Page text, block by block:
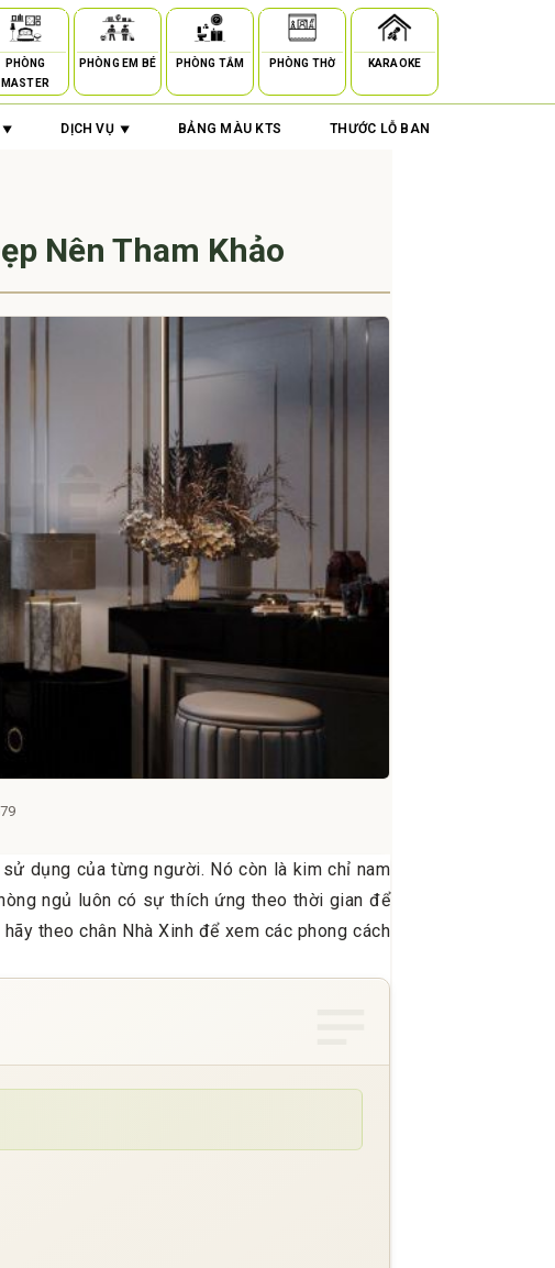
PHÒNG
MASTER
PHÒNG EM BÉ PHÒNG TẮM PHÒNG THỜ KARAOKE
DỊCH VỤ BẢNG MÀU KTS THƯỚC LỖ BAN
Nên Tham Khảo
dụng của từng người. Nó còn là kim chỉ nam
ngủ luôn có sự thích ứng theo thời gian để
theo chân Nhà Xinh để xem các phong cách